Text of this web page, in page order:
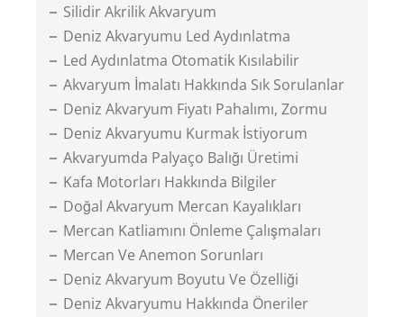
Silidir Akrilik Akvaryum
Deniz Akvaryumu Led Aydınlatma
Led Aydınlatma Otomatik Kısılabilir
Akvaryum İmalatı Hakkında Sık Sorulanlar
Deniz Akvaryum Fiyatı Pahalımı, Zormu
Deniz Akvaryumu Kurmak İstiyorum
Akvaryumda Palyaço Balığı Üretimi
Kafa Motorları Hakkında Bilgiler
Doğal Akvaryum Mercan Kayalıkları
Mercan Katliamını Önleme Çalışmaları
Mercan Ve Anemon Sorunları
Deniz Akvaryum Boyutu Ve Özelliği
Deniz Akvaryumu Hakkında Öneriler